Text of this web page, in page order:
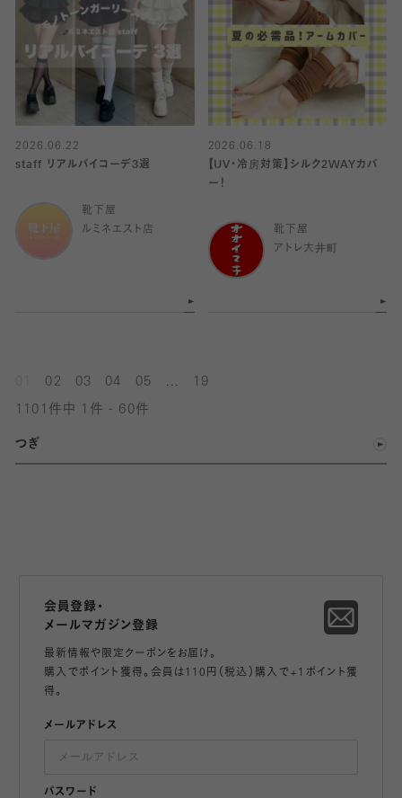
2026.06.22
staff リアルバイコーデ3選
靴下屋
ルミネエスト店
2026.06.18
【UV・冷房対策】シルク2WAYカバ
ー！
靴下屋
アトレ大井町
02 03 04 05 19
1101件中 1件 - 60件
つぎ
会員登録・
メールマガジン登録
最新情報や限定クーポンをお届け。
購入でポイント獲得。会員は110円（税込）購入で+1ポイント獲
得。
メールアドレス
パスワード